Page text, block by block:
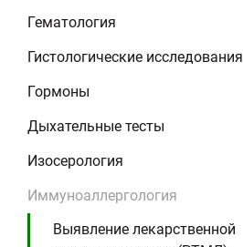
Гематология
Гистологические исследования
Гормоны
Дыхательные тесты
Изосерология
Иммуноаллергология
Выявление лекарственной